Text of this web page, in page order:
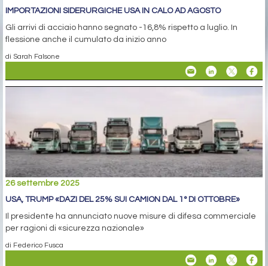
IMPORTAZIONI SIDERURGICHE USA IN CALO AD AGOSTO
Gli arrivi di acciaio hanno segnato -16,8% rispetto a luglio. In
flessione anche il cumulato da inizio anno
di Sarah Falsone
26 settembre 2025
USA, TRUMP «DAZI DEL 25% SUI CAMION DAL 1° DI OTTOBRE»
Il presidente ha annunciato nuove misure di difesa commerciale
per ragioni di «sicurezza nazionale»
di Federico Fusca